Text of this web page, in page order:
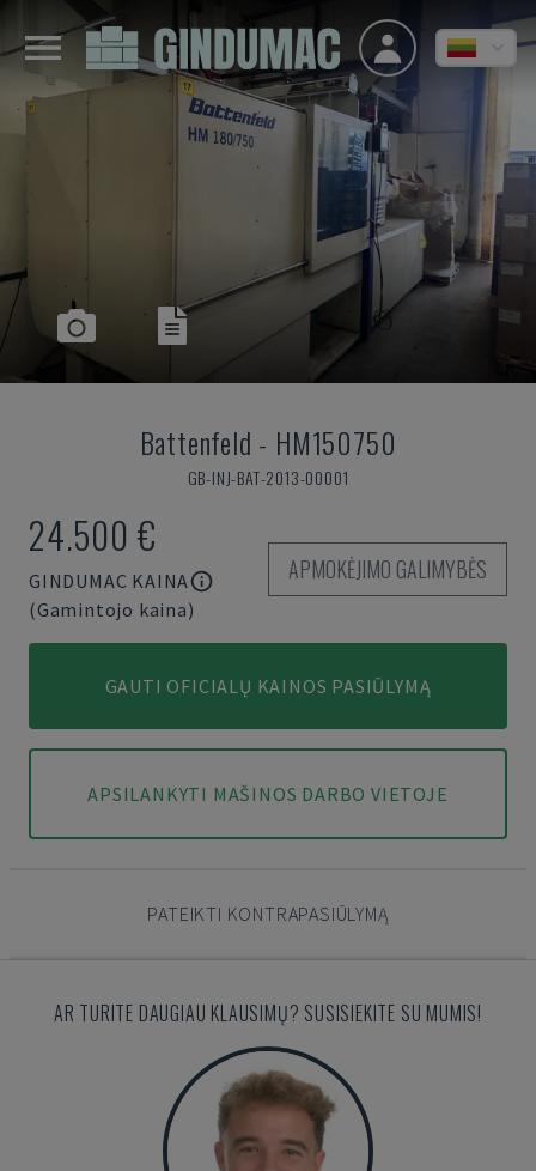
Battenfeld - HM150750
GB-INJ-BAT-2013-00001
24.500 €
GINDUMAC KAINA
(Gamintojo kaina)
APMOKĖJIMO GALIMYBĖS
GAUTI OFICIALŲ KAINOS PASIŪLYMĄ
APSILANKYTI MAŠINOS DARBO VIETOJE
PATEIKTI KONTRAPASIŪLYMĄ
AR TURITE DAUGIAU KLAUSIMŲ? SUSISIEKITE SU MUMIS!